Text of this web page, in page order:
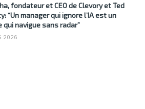
fondateur et CEO de Clevory et Ted
“Un manager qui ignore l’IA est un
qui navigue sans radar”
2026